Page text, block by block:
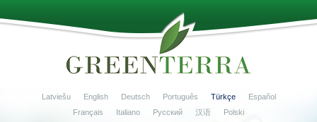
Latviešu English Deutsch Português Türkçe
Español
Français
Italiano Русский 汉语 Polski